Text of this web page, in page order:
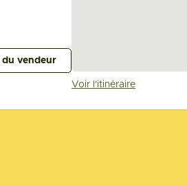
vendeur
Voir l'itinéraire